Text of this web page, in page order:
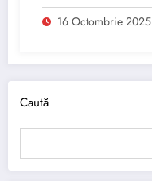
16 Octombrie 2025
Caută